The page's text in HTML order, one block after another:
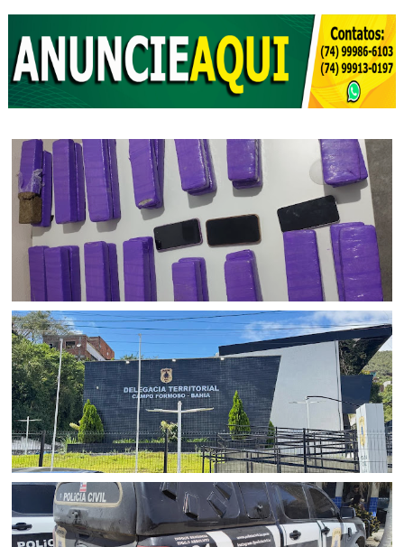
BAHIA
Ação policial resulta na prisão de dois suspeitos e na
apreensão de 22 kg de maconha no Sul da Bahia
CAMPO FORMOSO
Acusado de praticar homicídio no distrito de Araras é
preso pela Polícia Civil em Campo Formoso (BA)